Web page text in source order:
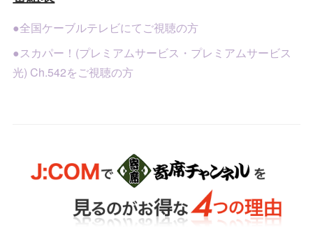
●全国ケーブルテレビにてご視聴の方
●スカパー！(プレミアムサービス・プレミアムサービス
光) Ch.542をご視聴の方